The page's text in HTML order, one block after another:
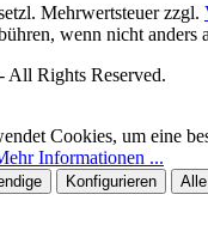
Mehrwertsteuer zzgl.
wenn nicht anders
Rights Reserved.
Cookies, um eine
Informationen ...
Konfigurieren